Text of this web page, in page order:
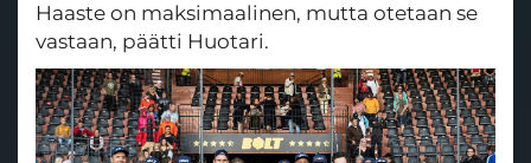
Haaste on maksimaalinen, mutta otetaan se
vastaan, päätti Huotari.